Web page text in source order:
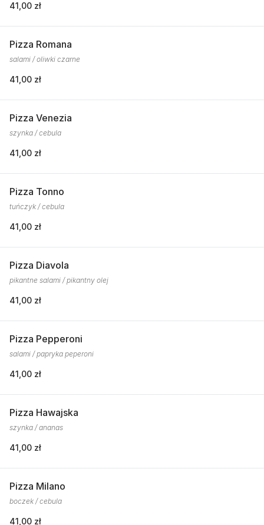
41,00 zł
Pizza Romana
salami / oliwki czarne
41,00 zł
Pizza Venezia
szynka / cebula
41,00 zł
Pizza Tonno
tuńczyk / cebula
41,00 zł
Pizza Diavola
pikantne salami / pikantny olej
41,00 zł
Pizza Pepperoni
salami / papryka peperoni
41,00 zł
Pizza Hawajska
szynka / ananas
41,00 zł
Pizza Milano
boczek / cebula
41,00 zł